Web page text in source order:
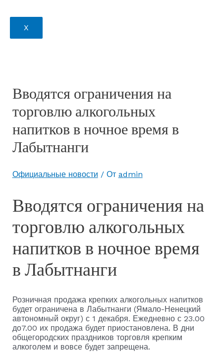
X
Вводятся ограничения на
торговлю алкогольных
напитков в ночное время в
Лабытнанги
Официальные новости / От admin
Вводятся ограничения на
торговлю алкогольных
напитков в ночное время
в Лабытнанги
Розничная продажа крепких алкогольных напитков
будет ограничена в Лабытнанги (Ямало-Ненецкий
автономный округ) с 1 декабря. Ежедневно с 23.00
до7.00 их продажа будет приостановлена. В дни
общегородских праздников торговля крепким
алкоголем и вовсе будет запрещена.